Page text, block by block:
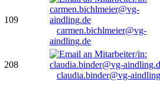
109
carmen.bichlmeier@vg-
aindling.de
208
claudia.binder@vg-